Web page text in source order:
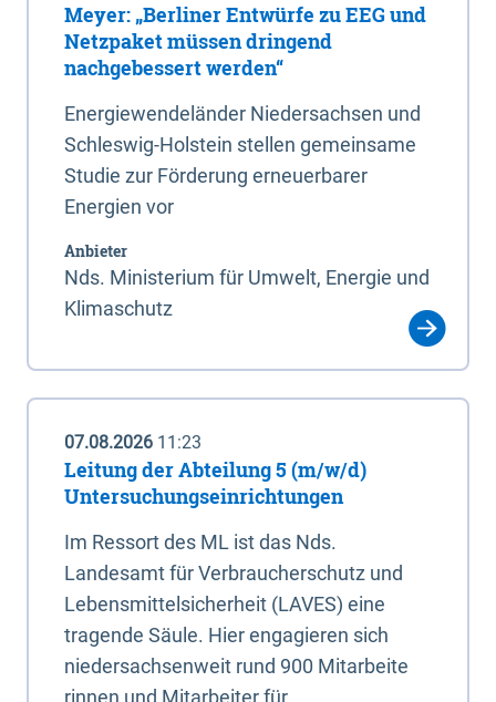
Meyer: „Berliner Entwürfe zu EEG und
Netzpaket müssen dringend
nachgebessert werden“
Energiewendeländer Niedersachsen und
Schleswig-Holstein stellen gemeinsame
Studie zur Förderung erneuerbarer
Energien vor
Anbieter
Nds. Ministerium für Umwelt, Energie und
Klimaschutz
07.08.2026 11:23
Leitung der Abteilung 5 (m/w/d)
Untersuchungseinrichtungen
Im Ressort des ML ist das Nds.
Landesamt für Verbraucherschutz und
Lebensmittelsicherheit (LAVES) eine
tragende Säule. Hier engagieren sich
niedersachsenweit rund 900 Mitarbeite